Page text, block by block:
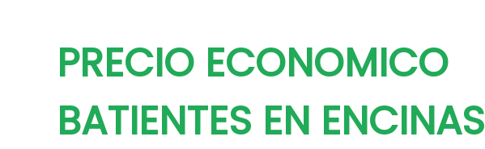
PRECIO ECONOMICO
BATIENTES EN ENCINAS